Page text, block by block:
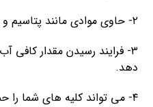
۲- حاوی موادی مانند پتاسیم و کلراید منیزیم.
۳- فرایند رسیدن مقدار کافی
دهد.
۴- می تواند کلیه های شما را حمایت کند.